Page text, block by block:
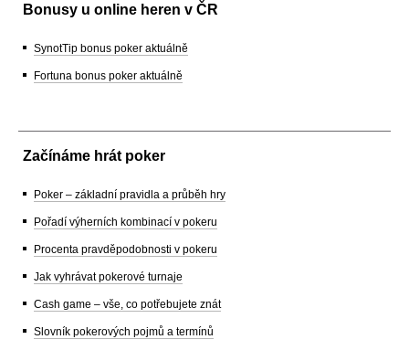
Bonusy u online heren v ČR
SynotTip bonus poker aktuálně
Fortuna bonus poker aktuálně
Začínáme hrát poker
Poker – základní pravidla a průběh hry
Pořadí výherních kombinací v pokeru
Procenta pravděpodobnosti v pokeru
Jak vyhrávat pokerové turnaje
Cash game – vše, co potřebujete znát
Slovník pokerových pojmů a termínů